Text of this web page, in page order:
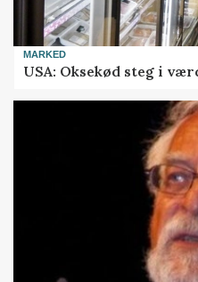
MARKED
USA: Oksekød steg i